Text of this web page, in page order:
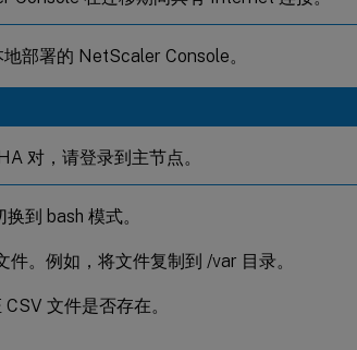
部署的 NetScaler Console。
对，请登录到主节点。
换到 bash 模式。
。例如，将文件复制到 /var 目录。
文件是否存在。